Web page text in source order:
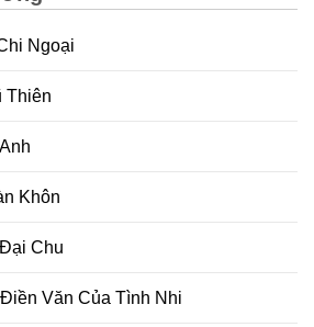
Ngoại
Thiên
Khôn
Chu
Văn Của Tình Nhi